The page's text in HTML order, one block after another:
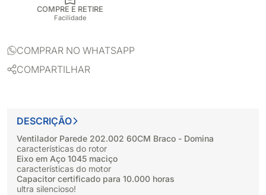
COMPRE E RETIRE
Facilidade
COMPRAR NO WHATSAPP
COMPARTILHAR
DESCRIÇÃO
Ventilador Parede 202.002 60CM Braco - Domina
características do rotor
Eixo em Aço 1045 maciço
características do motor
Capacitor certificado para 10.000 horas
ultra silencioso!